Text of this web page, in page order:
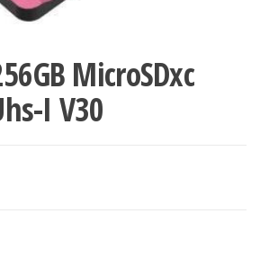
MicroSDxc
I V30